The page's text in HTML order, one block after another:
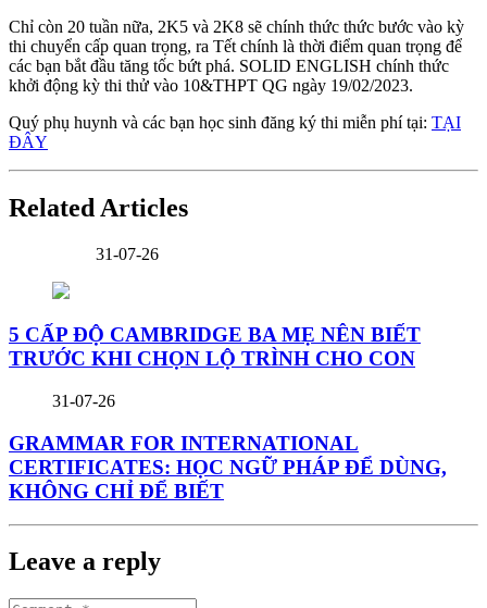
Chỉ còn 20 tuần nữa, 2K5 và 2K8 sẽ chính thức thức bước vào kỳ
thi chuyển cấp quan trọng, ra Tết chính là thời điểm quan trọng để
các bạn bắt đầu tăng tốc bứt phá. SOLID ENGLISH chính thức
khởi động kỳ thi thử vào 10&THPT QG ngày 19/02/2023.
Quý phụ huynh và các bạn học sinh đăng ký thi miễn phí tại: TẠI
ĐÂY
Related Articles
31-07-26
5 CẤP ĐỘ CAMBRIDGE BA MẸ NÊN BIẾT
TRƯỚC KHI CHỌN LỘ TRÌNH CHO CON
31-07-26
GRAMMAR FOR INTERNATIONAL
CERTIFICATES: HỌC NGỮ PHÁP ĐỂ DÙNG,
KHÔNG CHỈ ĐỂ BIẾT
Leave a reply